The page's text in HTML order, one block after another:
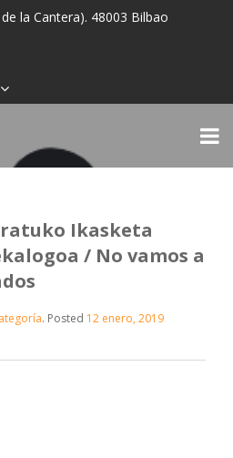
la Cantera). 48003 Bilbao
Ikasketa
/ No vamos a
. Posted 12 enero, 2019